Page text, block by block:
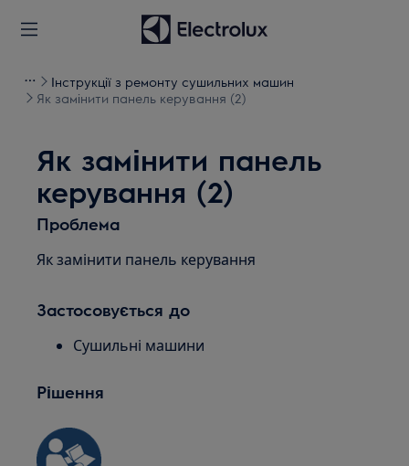
Інструкції з ремонту сушильних машин
Як замінити панель керування (2)
Як замінити панель
керування (2)
Проблема
Як замінити панель керування
Застосовується до
Сушильні машини
Рішення